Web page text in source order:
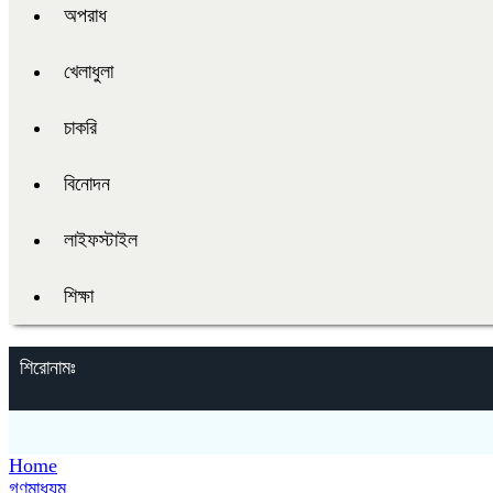
অপরাধ
খেলাধুলা
চাকরি
বিনোদন
লাইফস্টাইল
শিক্ষা
শিরোনামঃ
Home
গণমাধ্যম